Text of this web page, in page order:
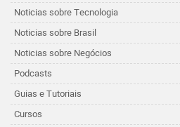
Noticias sobre Tecnologia
Noticias sobre Brasil
Noticias sobre Negócios
Podcasts
Guias e Tutoriais
Cursos